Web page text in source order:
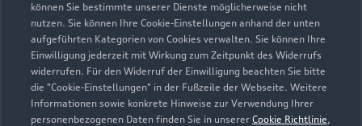
können Sie bestimmte unserer Dienste möglicherweise nicht
nutzen. Sie können Ihre Cookie-Einstellungen anhand der unten
aufgeführten Kategorien von Cookies verwalten. Sie können Ihre
Einwilligung jederzeit mit Wirkung zum Zeitpunkt des Widerrufs
widerrufen. Für den Widerruf der Einwilligung beachten Sie bitte
die "Cookie-Einstellungen" in der Fußzeile der Webseite. Weitere
Informationen sowie konkrete Hinweise zur Verwendung Ihrer
personenbezogenen Daten finden Sie in unserer Cookie Richtlinie,
Öffnungszeiten
Verkauf
Geschlossen,öffnet amSamstag 08:00